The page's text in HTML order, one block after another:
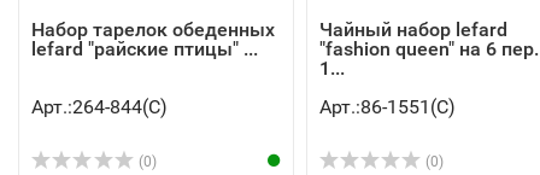
Набор тарелок обеденных
lefard "райские птицы" ...
Арт.:264-844(C)
(0)
Чайный набор lefard
"fashion queen" на 6 пер.
1...
Арт.:86-1551(C)
(0)